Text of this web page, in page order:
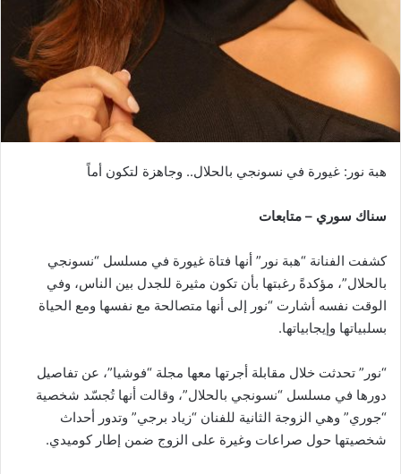
هبة نور: غيورة في نسونجي بالحلال.. وجاهزة لتكون أماً
سناك سوري – متابعات
كشفت الفنانة “هبة نور” أنها فتاة غيورة في مسلسل “نسونجي
بالحلال”، مؤكدةً رغبتها بأن تكون مثيرة للجدل بين الناس، وفي
الوقت نفسه أشارت “نور إلى أنها متصالحة مع نفسها ومع الحياة
بسلبياتها وإيجابياتها.
“نور” تحدثت خلال مقابلة أجرتها معها مجلة “فوشيا”، عن تفاصيل
دورها في مسلسل “نسونجي بالحلال”، وقالت أنها تُجسّد شخصية
“جوري” وهي الزوجة الثانية للفنان “زياد برجي” وتدور أحداث
شخصيتها حول صراعات وغيرة على الزوج ضمن إطار كوميدي.